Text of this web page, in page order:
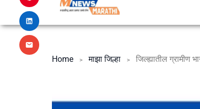
Home माझा जिल्हा